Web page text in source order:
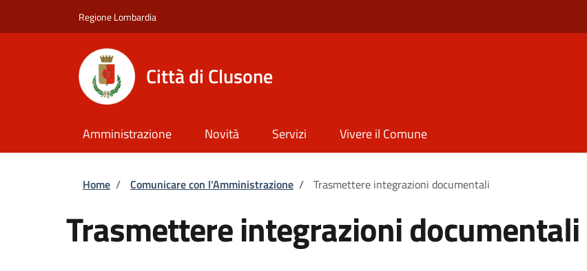
Regione Lombardia
Città di Clusone
Amministrazione Novità Servizi Vivere il Comune
Briciole di pane
Home / Comunicare con l'Amministrazione / Trasmettere integrazioni documentali
Trasmettere integrazioni documentali